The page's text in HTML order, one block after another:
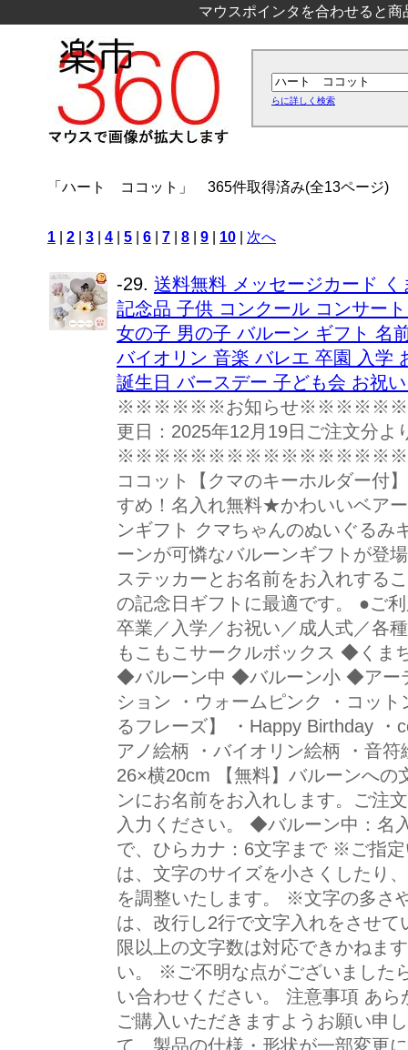
マウスポインタを合わせると
らに詳しく検索
「ハート ココット」 365件取得済み(全13ページ)
1 2 3 4 5 6 7 8 9 10 次へ
-29. 送料無料 メッセージカード
記念品 子供 コンクール コンサー
女の子 男の子 バルーン ギフト 名
バイオリン 音楽 バレエ 卒園 入学
誕生日 バースデー 子ども会 お祝
※※※※※※お知らせ※※※※※※
更日：2025年12月19日ご注文分よ
※※※※※※※※※※※※※※※※※ 商
ココット【クマのキーホルダー付
すめ！名入れ無料★かわいいベア
ンギフト クマちゃんのぬいぐるみ
ーンが可憐なバルーンギフトが登
ステッカーとお名前をお入れする
の記念日ギフトに最適です。 ●ご
卒業／入学／お祝い／成人式／各
もこもこサークルボックス ◆くま
◆バルーン中 ◆バルーン小 ◆アー
ション ・ウォームピンク ・コッ
るフレーズ】 ・Happy Birthday
アノ絵柄 ・バイオリン絵柄 ・音
26×横20cm 【無料】バルーンへ
ンにお名前をお入れします。ご注
入力ください。 ◆バルーン中：
で、ひらカナ：6文字まで ※ご指
は、文字のサイズを小さくしたり
を調整いたします。 ※文字の多さ
は、改行し2行で文字入れをさせ
限以上の文字数は対応できかねま
い。 ※ご不明な点がございました
い合わせください。 注意事項 あ
ご購入いただきますようお願い申
て、製品の仕様・形状が一部変更